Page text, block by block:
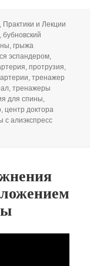
, Практики и Лекции
,бубновский
,грыжа
эспандером,
,протрузия,
,тренажер
,тренажеры
для спины,
,центр доктора
с алиэкспресс